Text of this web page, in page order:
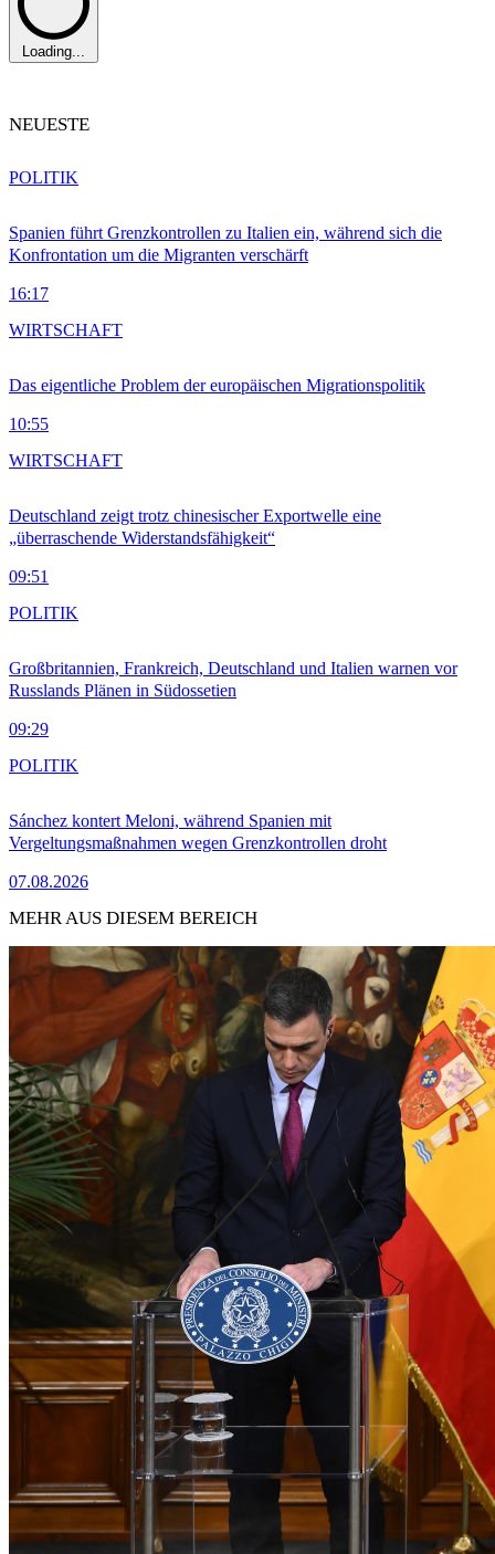
Loading...
NEUESTE
Spanien führt Grenzkontrollen zu Italien ein, während sich die
Konfrontation um die Migranten verschärft
16:17
POLITIK
Das eigentliche Problem der europäischen Migrationspolitik
10:55
WIRTSCHAFT
Deutschland zeigt trotz chinesischer Exportwelle eine
„überraschende Widerstandsfähigkeit“
09:51
WIRTSCHAFT
Großbritannien, Frankreich, Deutschland und Italien warnen vor
Russlands Plänen in Südossetien
09:29
POLITIK
Sánchez kontert Meloni, während Spanien mit
Vergeltungsmaßnahmen wegen Grenzkontrollen droht
07.08.2026
POLITIK
MEHR AUS DIESEM BEREICH